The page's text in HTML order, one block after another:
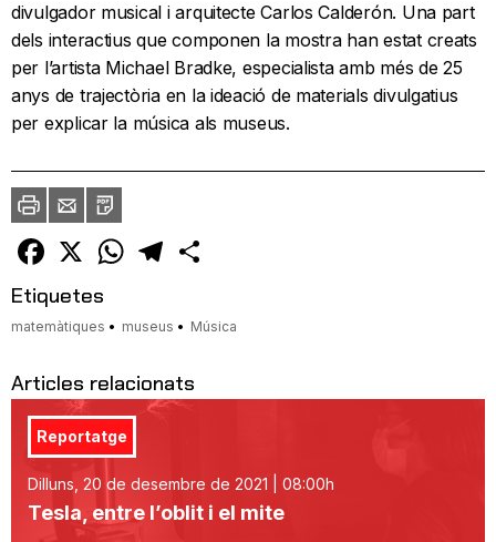
divulgador musical i arquitecte Carlos Calderón. Una part
dels interactius que componen la mostra han estat creats
per l’artista Michael Bradke, especialista amb més de 25
anys de trajectòria en la ideació de materials divulgatius
per explicar la música als museus.
ImprimirEnvia
un
amic
PDF
Facebook
X WhatsAppTelegram
Etiquetes
matemàtiques museus Música
Articles relacionats
Reportatge
Dilluns, 20 de desembre de 2021 | 08:00h
Tesla, entre l’oblit i el mite